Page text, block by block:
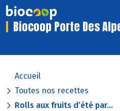
Biocoop Porte Des
Accueil
Toutes nos recettes
Rolls aux fruits d’été par...